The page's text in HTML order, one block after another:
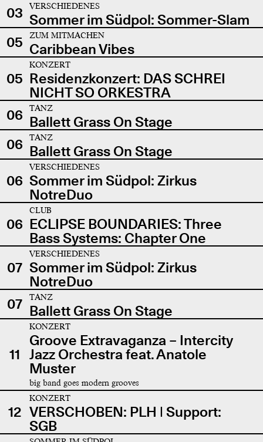
03
VERSCHIEDENES
Sommer im Südpol: Sommer-Slam
05
ZUM MITMACHEN
Caribbean Vibes
05
KONZERT
Residenzkonzert: DAS SCHREI
NICHT SO ORKESTRA
06
TANZ
Ballett Grass On Stage
06
TANZ
Ballett Grass On Stage
06
VERSCHIEDENES
Sommer im Südpol: Zirkus
NotreDuo
06
CLUB
ECLIPSE BOUNDARIES: Three
Bass Systems: Chapter One
07
VERSCHIEDENES
Sommer im Südpol: Zirkus
NotreDuo
07
TANZ
Ballett Grass On Stage
11
KONZERT
Groove Extravaganza – Intercity
Jazz Orchestra feat. Anatole
Muster
big band goes modern grooves
12
KONZERT
VERSCHOBEN: PLH | Support:
SGB